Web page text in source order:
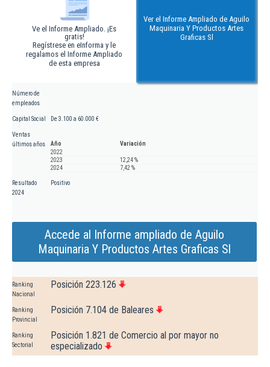
Ve el Informe Ampliado. ¡Es
gratis!
Regístrese en eInforma y le
regalamos el Informe Ampliado
de esta empresa
Ver el Informe Ampliado de Aguilo
Maquinaria Y Productos Artes
Graficas Sl
Número de
empleados
Capital Social De 3.100 a 60.000 €
Ventas
últimos años
Año
Variación
2022
2023
12,24 %
2024
7,42 %
Resultado
2024
Positivo
Accede al Informe ampliado de Aguilo
Maquinaria Y Productos Artes Graficas Sl
Ranking
Nacional
Posición 223.126
Ranking
Provincial
Posición 7.104 de Baleares
Ranking
Sectorial
Posición 1.821 de Comercio al por mayor no
especializado